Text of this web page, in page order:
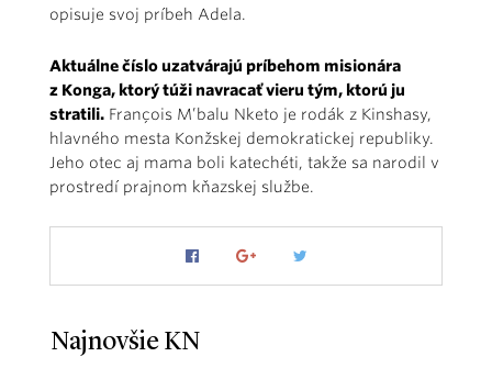
opisuje svoj príbeh Adela.
Aktuálne číslo uzatvárajú príbehom misionára
z Konga, ktorý túži navracať vieru tým, ktorú ju
stratili. François M’balu Nketo je rodák z Kinshasy,
hlavného mesta Konžskej demokratickej republiky.
Jeho otec aj mama boli katechéti, takže sa narodil v
prostredí prajnom kňazskej službe.
Najnovšie KN